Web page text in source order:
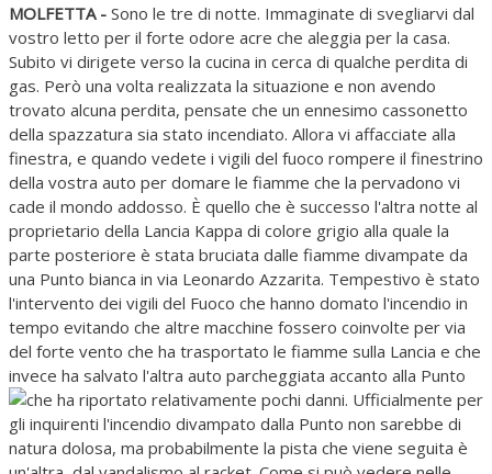
MOLFETTA - Sono le tre di notte. Immaginate di svegliarvi dal
vostro letto per il forte odore acre che aleggia per la casa.
Subito vi dirigete verso la cucina in cerca di qualche perdita di
gas. Però una volta realizzata la situazione e non avendo
trovato alcuna perdita, pensate che un ennesimo cassonetto
della spazzatura sia stato incendiato. Allora vi affacciate alla
finestra, e quando vedete i vigili del fuoco rompere il finestrino
della vostra auto per domare le fiamme che la pervadono vi
cade il mondo addosso. È quello che è successo l'altra notte al
proprietario della Lancia Kappa di colore grigio alla quale la
parte posteriore è stata bruciata dalle fiamme divampate da
una Punto bianca in via Leonardo Azzarita. Tempestivo è stato
l'intervento dei vigili del Fuoco che hanno domato l'incendio in
tempo evitando che altre macchine fossero coinvolte per via
del forte vento che ha trasportato le fiamme sulla Lancia e che
invece ha salvato l'altra auto parcheggiata accanto alla Punto
che ha riportato relativamente pochi danni. Ufficialmente per
gli inquirenti l'incendio divampato dalla Punto non sarebbe di
natura dolosa, ma probabilmente la pista che viene seguita è